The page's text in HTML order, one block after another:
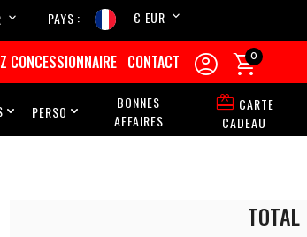
PAYS € EUR
CONCESSIONNAIRE CONTACT  
0
 PERSO 
BONNES
AFFAIRES
 CARTE
CADEAU
TOTAL